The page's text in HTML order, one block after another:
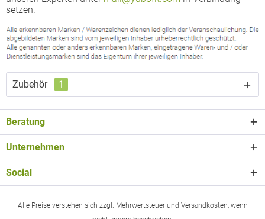
setzen.
Zubehör 1
Beratung
Unternehmen
Social
Alle Preise verstehen sich zzgl. Mehrwertsteuer und Versandkosten, wenn